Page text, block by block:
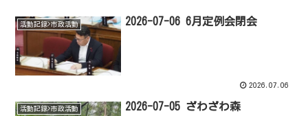
活動記録>市政活動 2026-07-06 6月定例会閉会
2026.07.06
活動記録>市政活動 2026-07-05 ざわざわ森